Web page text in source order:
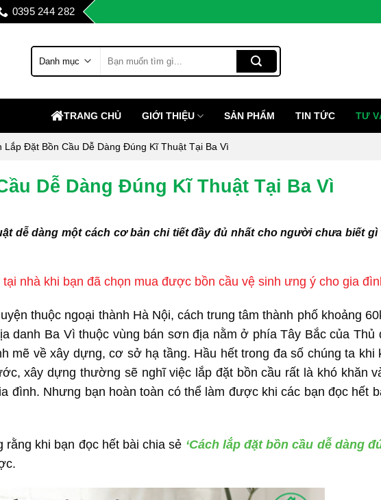
0395 244 282
kiếm:
TRANG CHỦ GIỚI THIỆU SẢN PHẨM TIN TỨC TƯ
Lắp Đặt Bồn Cầu Dễ Dàng Đúng Kĩ Thuật Tại Ba Vì
Dễ Dàng Đúng Kĩ Thuật Tại Ba Vì
dễ dàng một cách cơ bản chi tiết đầy đủ nhất cho người chưa biết gì
nhà khi bạn đã chọn mua được bồn cầu vệ sinh ưng ý cho gia
thuộc ngoại thành Hà Nội, cách trung tâm thành phố khoảng
danh Ba Vì thuộc vùng bán sơn địa nằm ở phía Tây Bắc của Thủ
mẽ về xây dựng, cơ sở hạ tầng. Hầu hết trong đa số chúng ta khi
xây dựng thường sẽ nghĩ việc lắp đặt bồn cầu rất là khó khăn
đình. Nhưng bạn hoàn toàn có thể làm được khi các bạn đọc hết
rằng khi bạn đọc hết bài chia sẻ ‘Cách lắp đặt bồn cầu dễ dàng